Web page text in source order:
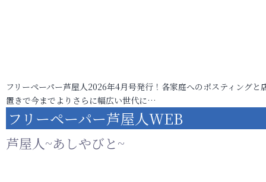
フリーペーパー芦屋人2026年4月号発行！各家庭へのポスティングと
置きで今までよりさらに幅広い世代に…
フリーペーパー芦屋人WEB
芦屋人~あしやびと~